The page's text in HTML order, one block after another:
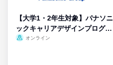
【大学1・2年生対象】パナソニ
ックキャリアデザインプログラ
ム
オンライン